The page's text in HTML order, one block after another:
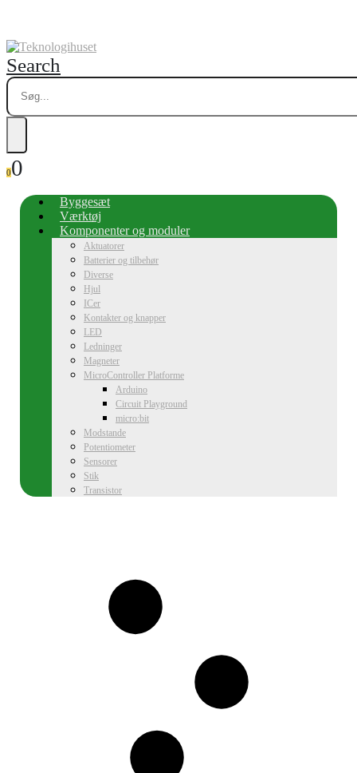
Search
00
Byggesæt
Værktøj
Komponenter og moduler
Aktuatorer
Batterier og tilbehør
Diverse
Hjul
ICer
Kontakter og knapper
LED
Ledninger
Magneter
MicroController Platforme
Arduino
Circuit Playground
micro:bit
Modstande
Potentiometer
Sensorer
Stik
Transistor